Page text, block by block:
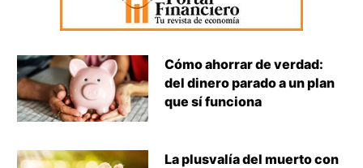
Cómo ahorrar de verdad:
del dinero parado a un plan
que sí funciona
La plusvalía del muerto con